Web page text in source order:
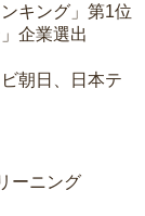
キング」第1位
企業選出
朝日、日本テ
ーニング